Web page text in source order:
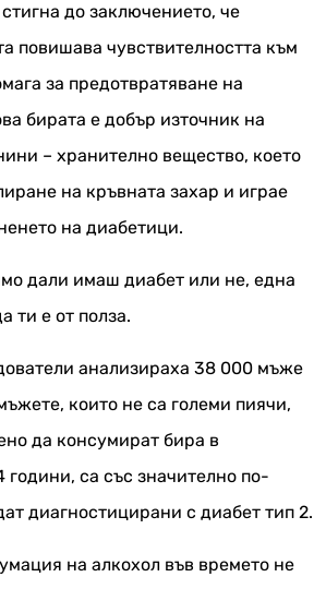
до заключението, че
повишава чувствителността към
за предотвратяване на
бирата е добър източник на
– хранително вещество, което
на кръвната захар и играе
на диабетици.
дали имаш диабет или не, една
ти е от полза.
анализираха 38 000 мъже
които не са големи пиячи,
да консумират бира в
са със значително по-
диагностицирани с диабет тип 2.
на алкохол във времето не